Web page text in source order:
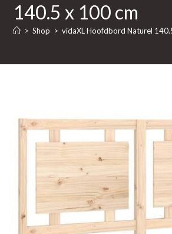
140.5 x 100 cm
> Shop > vidaXL Hoofdbord Naturel